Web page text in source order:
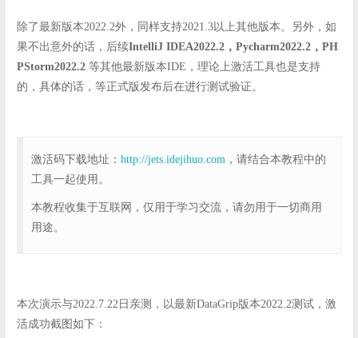
除了最新版本2022.2外，同样支持2021.3以上其他版本。另外，如
果不出意外的话，后续IntelliJ IDEA2022.2，Pycharm2022.2，PH
PStorm2022.2 等其他最新版本IDE，理论上激活工具也是支持
的，具体的话，等正式版发布后在进行测试验证。
激活码下载地址： http://jets.idejihuo.com ，请结合本教程中的
工具一起使用。
本教程收集于互联网，仅用于学习交流，请勿用于一切商用
用途。
本次演示与2022.7.22日亲测，以最新DataGrip版本2022.2测试，激
活成功截图如下：